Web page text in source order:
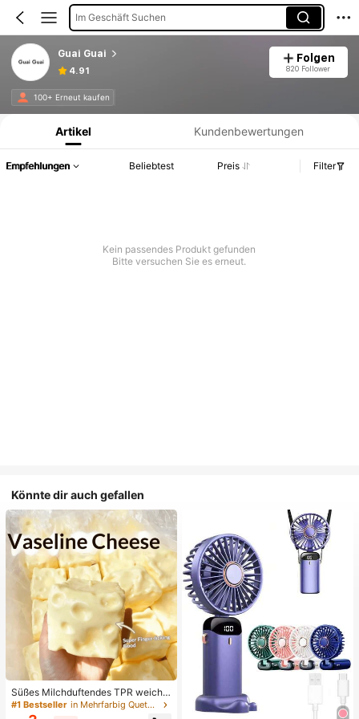
Im Geschäft Suchen
Guai Guai
4.91
Folgen
820 Follower
100+ Erneut kaufen
Produktinformation: Preisangabe, Verkaufs- und Lagerbestandsdetails.
Artikel Kundenbewertungen
Empfehlungen Beliebtest Preis Filter
Kein passendes Produkt gefunden
Bitte versuchen Sie es erneut.
Könnte dir auch gefallen
Süßes Milchduftendes TPR weiche
s quetschbares Dumpling-förmiges
Stressabbau-Spielzeug, 5cm niedli
#1 Bestseller in Mehrfarbig Quetschspielzeug für Teenager